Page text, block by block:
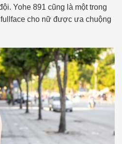
Yohe 891 cũng là một trong
cho nữ được ưa chuộng